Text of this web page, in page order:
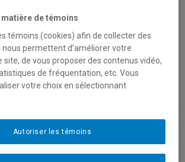
, assistante administrative
poste 20509
de témoins
témoins (cookies) afin de collecter des
permettent d’améliorer votre
site, de vous proposer des contenus vidéo,
de fréquentation, etc. Vous
votre choix en sélectionnant
Autoriser les témoins